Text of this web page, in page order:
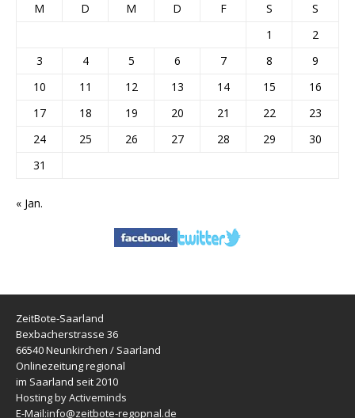
M D M D F S
S
1
2
3
4 5 6 7 8
9
10
11 12 13 14 15
16
17
18 19 20 21 22
23
24
25 26 27 28 29
30
31
« Jan.
ZeitBote-Saarland
Bexbacherstrasse 36
66540 Neunkirchen / Saarland
Onlinezeitung regional
im Saarland seit 2010
Hosting by Activeminds
E-Mail:info@zeitbote-regopnal.de